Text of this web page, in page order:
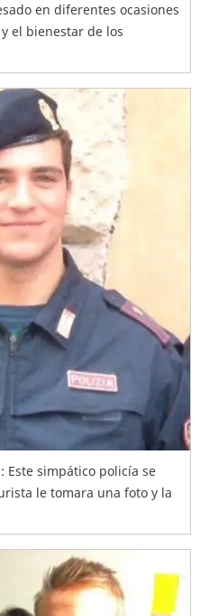
en diferentes ocasiones
el bienestar de los
Este simpático policía se
le tomara una foto y la